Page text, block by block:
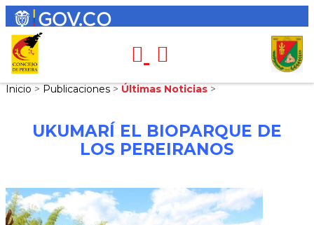
Inicio > Publicaciones > Últimas Noticias >
UKUMARÍ EL BIOPARQUE DE
LOS PEREIRANOS